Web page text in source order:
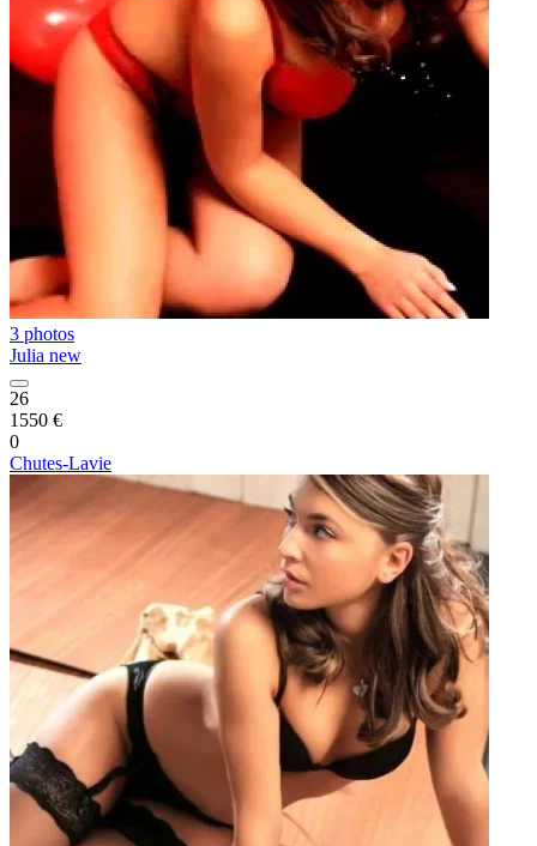
3 photos
Julia new
26
1550 €
0
Chutes-Lavie